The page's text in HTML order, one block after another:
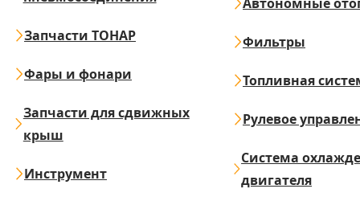
Запчасти ТОНАР
Фары и фонари
Запчасти для сдвижных
крыш
Инструмент
Фильтры
Топливная
Рулевое
Система
двигателя